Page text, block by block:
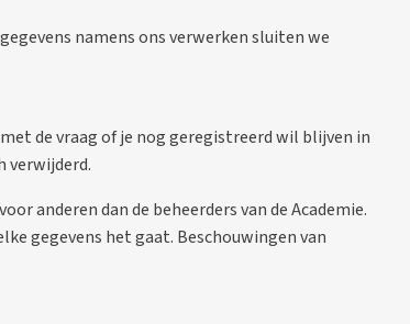
namens ons verwerken sluiten we
de vraag of je nog geregistreerd wil blijven in
verwijderd.
anderen dan de beheerders van de Academie.
gegevens het gaat. Beschouwingen van